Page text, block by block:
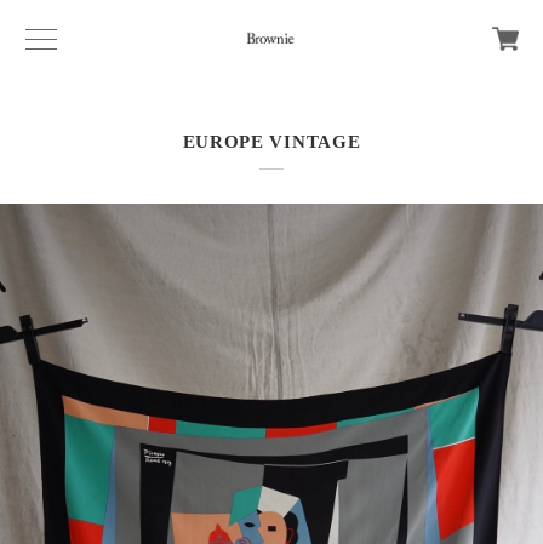
EUROPE VINTAGE